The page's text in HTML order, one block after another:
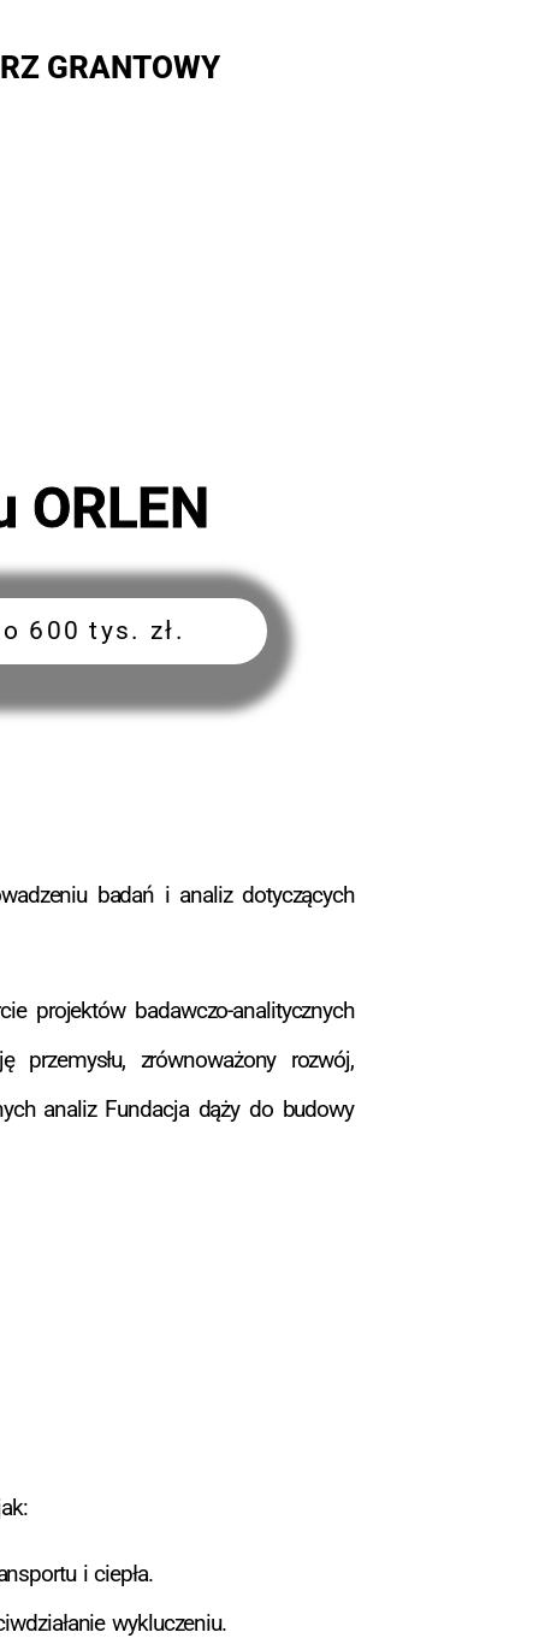
GRANTOWY
600 tys. zł.
badań i analiz dotyczących
projektów badawczo-analitycznych
przemysłu, zrównoważony rozwój,
analiz Fundacja dąży do budowy
i ciepła.
wykluczeniu.